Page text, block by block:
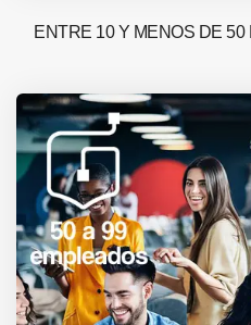
ENTRE 10 Y MENOS DE